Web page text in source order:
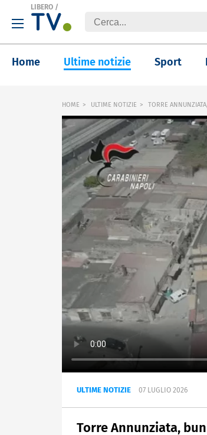
LIBERO /
Home Ultime notizie Sport
HOME ULTIME NOTIZIE TORRE
ULTIME NOTIZIE 07 LUGLIO 2026
Torre Annunziata,